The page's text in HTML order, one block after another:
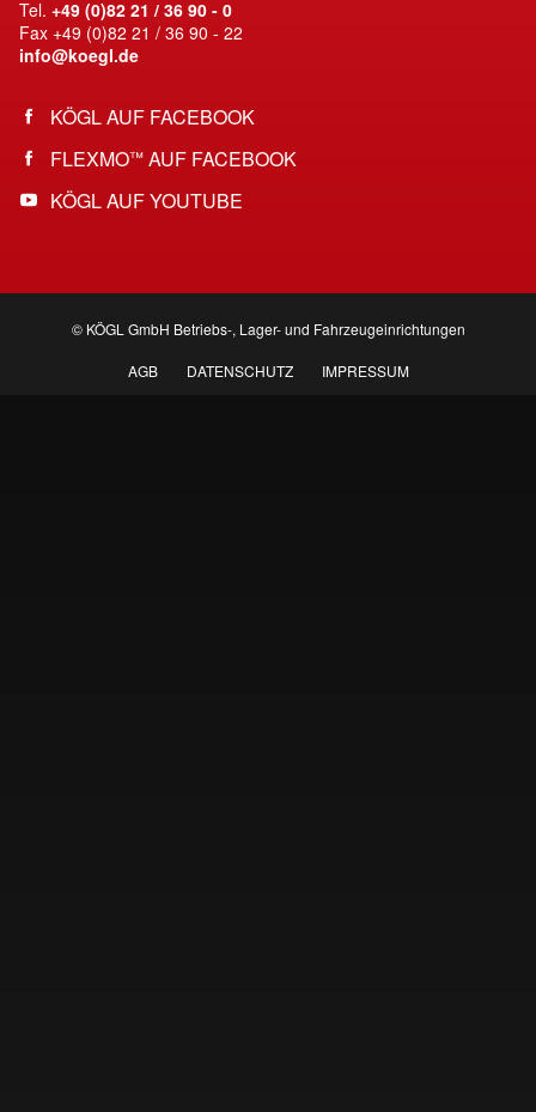
Tel. +49 (0)82 21 / 36 90 - 0
Fax +49 (0)82 21 / 36 90 - 22
info@koegl.de
KÖGL AUF FACEBOOK
FLEXMO™ AUF FACEBOOK
KÖGL AUF YOUTUBE
© KÖGL GmbH Betriebs-, Lager- und Fahrzeugeinrichtungen
AGB DATENSCHUTZ IMPRESSUM